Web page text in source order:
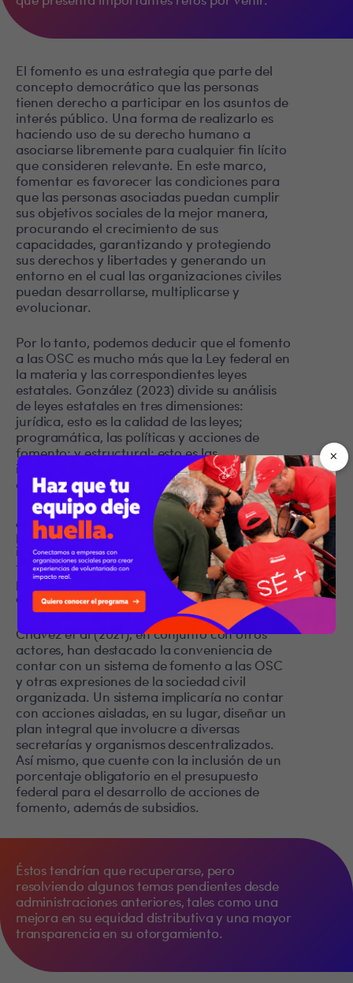
×
El fomento es una estrategia que parte del
concepto democrático que las personas
tienen derecho a participar en los asuntos de
interés público. Una forma de realizarlo es
haciendo uso de su derecho humano a
asociarse libremente para cualquier fin lícito
que consideren relevante. En este marco,
fomentar es favorecer las condiciones para
que las personas asociadas puedan cumplir
sus objetivos sociales de la mejor manera,
procurando el crecimiento de sus
capacidades, garantizando y protegiendo
sus derechos y libertades y generando un
entorno en el cual las organizaciones civiles
puedan desarrollarse, multiplicarse y
evolucionar.
Por lo tanto, podemos deducir que el fomento
a las OSC es mucho más que la Ley federal en
la materia y las correspondientes leyes
estatales. González (2023) divide su análisis
de leyes estatales en tres dimensiones:
jurídica, esto es la calidad de las leyes;
programática, las políticas y acciones de
fomento; y estructural; esto es las
instituciones y espacios públicos que incluyen
acciones o espacios en la materia.
¿Cuáles son entonces aquellos retos
pendientes de recuperar y, en última
instancia, de mejorar a partir del marco de
fomento existente hasta 2018? Un cambio de
paradigma podría contener algunas de las
claves:
Chavez et al (2021), en conjunto con otros
actores, han destacado la conveniencia de
contar con un sistema de fomento a las OSC
y otras expresiones de la sociedad civil
organizada. Un sistema implicaría no contar
con acciones aisladas, en su lugar, diseñar un
plan integral que involucre a diversas
secretarías y organismos descentralizados.
Así mismo, que cuente con la inclusión de un
porcentaje obligatorio en el presupuesto
federal para el desarrollo de acciones de
fomento, además de subsidios.
Éstos tendrían que recuperarse, pero
resolviendo algunos temas pendientes desde
administraciones anteriores, tales como una
mejora en su equidad distributiva y una mayor
transparencia en su otorgamiento.